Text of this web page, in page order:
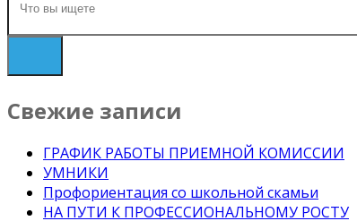
Свежие записи
ГРАФИК РАБОТЫ ПРИЕМНОЙ КОМИССИИ
УМНИКИ
Профориентация со школьной скамьи
НА ПУТИ К ПРОФЕССИОНАЛЬНОМУ РОСТУ